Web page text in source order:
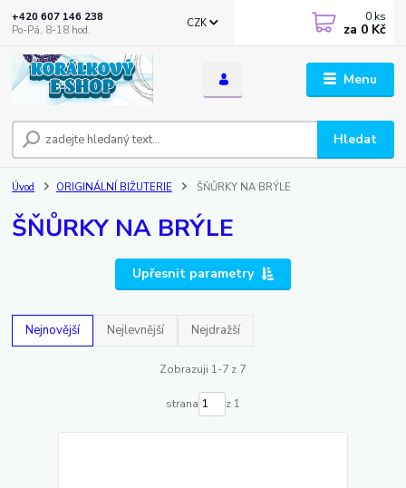
Menu
CZK
Hledat
+420 607 146 238
Po-Pá, 8-18 hod.
0 ks
za 0 Kč
Úvod ORIGINÁLNÍ BIŽUTERIE ŠŇŮRKY NA BRÝLE
ŠŇŮRKY NA BRÝLE
Upřesnit parametry
Nejnovější Nejlevnější Nejdražší
Zobrazuji 1-7 z 7
strana z 1